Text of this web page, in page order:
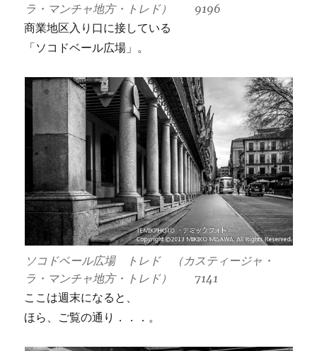
ラ・マンチャ地方・トレド） 9196
商業地区入り口に接している
「ソコドベール広場」。
ソコドベール広場 トレド （カスティージャ・
ラ・マンチャ地方・トレド） 7141
ここは週末になると、
ほら、ご覧の通り．．．。